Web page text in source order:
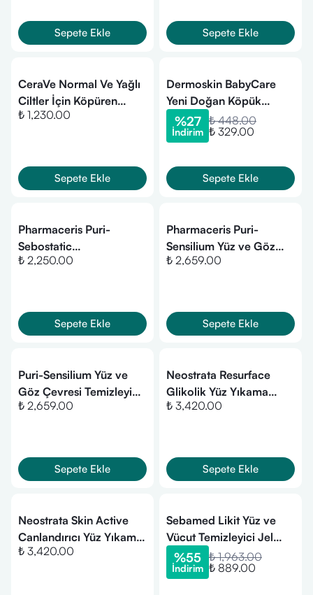
Sepete Ekle Sepete Ekle
CeraVe Normal Ve Yağlı
Ciltler İçin Köpüren
Temizleyici 473 ml -
₺ 1,230.00
Sepete Ekle
Dermoskin BabyCare
Yeni Doğan Köpük
Şampuanı 200 ml
%27
İndirim
₺ 448.00
₺ 329.00
Sepete Ekle
Pharmaceris Puri-
Sebostatic
Derinlemesine
₺ 2,250.00
Sepete Ekle
Pharmaceris Puri-
Sensilium Yüz ve Göz
Çevresi Temizleyici &
₺ 2,659.00
Sepete Ekle
Puri-Sensilium Yüz ve
Göz Çevresi Temizleyici
& Yatıştırıcı Köpük (150
₺ 2,659.00
Sepete Ekle
Neostrata Resurface
Glikolik Yüz Yıkama
Köpüğü 125 ml
₺ 3,420.00
Sepete Ekle
Neostrata Skin Active
Canlandırıcı Yüz Yıkama
Köpüğü 125 ml
₺ 3,420.00
Sebamed Likit Yüz ve
Vücut Temizleyici Jel
1000 ml
%55
İndirim
₺ 1,963.00
₺ 889.00